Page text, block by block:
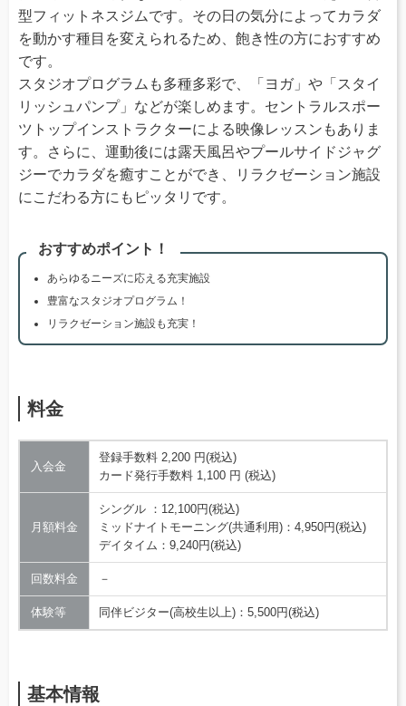
型フィットネスジムです。その日の気分によってカラダ
を動かす種目を変えられるため、飽き性の方におすすめ
です。
スタジオプログラムも多種多彩で、「ヨガ」や「スタイ
リッシュパンプ」などが楽しめます。セントラルスポー
ツトップインストラクターによる映像レッスンもありま
す。さらに、運動後には露天風呂やプールサイドジャグ
ジーでカラダを癒すことができ、リラクゼーション施設
にこだわる方にもピッタリです。
おすすめポイント！
あらゆるニーズに応える充実施設
豊富なスタジオプログラム！
リラクゼーション施設も充実！
料金
入会金
登録手数料 2,200 円(税込)
カード発行手数料 1,100 円 (税込)
月額料金
シングル ：12,100円(税込)
ミッドナイトモーニング(共通利用)：4,950円(税込)
デイタイム：9,240円(税込)
回数料金 －
体験等 同伴ビジター(高校生以上)：5,500円(税込)
基本情報